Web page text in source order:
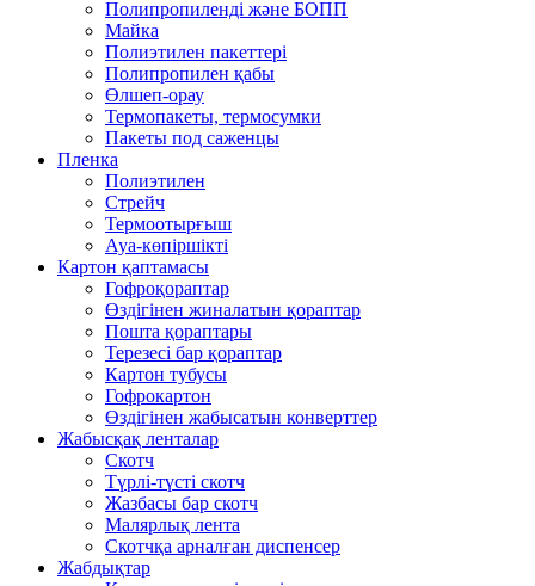
Полипропиленді және БОПП
Майка
Полиэтилен пакеттері
Полипропилен қабы
Өлшеп-орау
Термопакеты, термосумки
Пакеты под саженцы
Пленка
Полиэтилен
Стрейч
Термоотырғыш
Ауа-көпіршікті
Картон қаптамасы
Гофроқораптар
Өздігінен жиналатын қораптар
Пошта қораптары
Терезесі бар қораптар
Картон тубусы
Гофрокартон
Өздігінен жабысатын конверттер
Жабысқақ ленталар
Скотч
Түрлі-түсті скотч
Жазбасы бар скотч
Малярлық лента
Скотчқа арналған диспенсер
Жабдықтар